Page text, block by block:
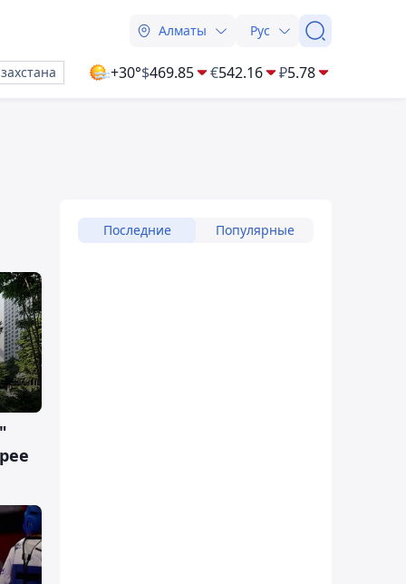
Алматы Рус
+30°$469.85 €542.16 ₽5.78
Последние Популярные